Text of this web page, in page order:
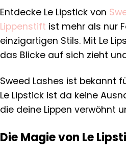
Entdecke Le Lipstick von
Lippenstift ist mehr als nur
einzigartigen Stils. Mit Le
das Blicke auf sich zieht
Sweed Lashes ist bekannt
Le Lipstick ist da keine
die deine Lippen verwöhnt
Die Magie von Le